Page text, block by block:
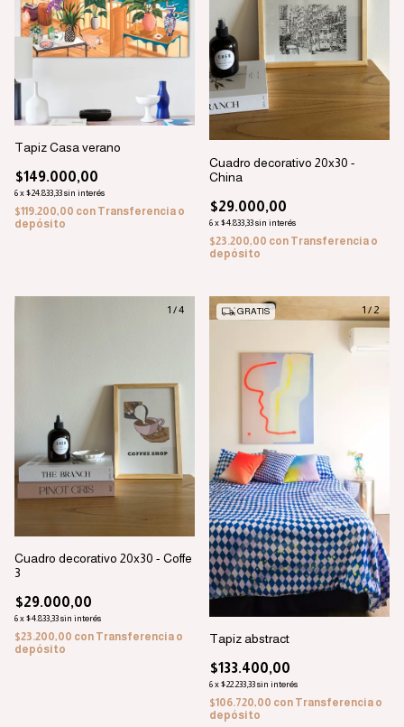
Tapiz Casa verano
$149.000,00
6x$24.833,33sin interés
$119.200,00 con Transferencia o
depósito
Cuadro decorativo 20x30 -
China
$29.000,00
6x$4.833,33sin interés
$23.200,00 con Transferencia o
depósito
1 /4
Cuadro decorativo 20x30 - Coffe
3
$29.000,00
6x$4.833,33sin interés
$23.200,00 con Transferencia o
depósito
1/2
GRATIS
Tapiz abstract
$133.400,00
6x$22.233,33sin interés
$106.720,00 con Transferencia o
depósito